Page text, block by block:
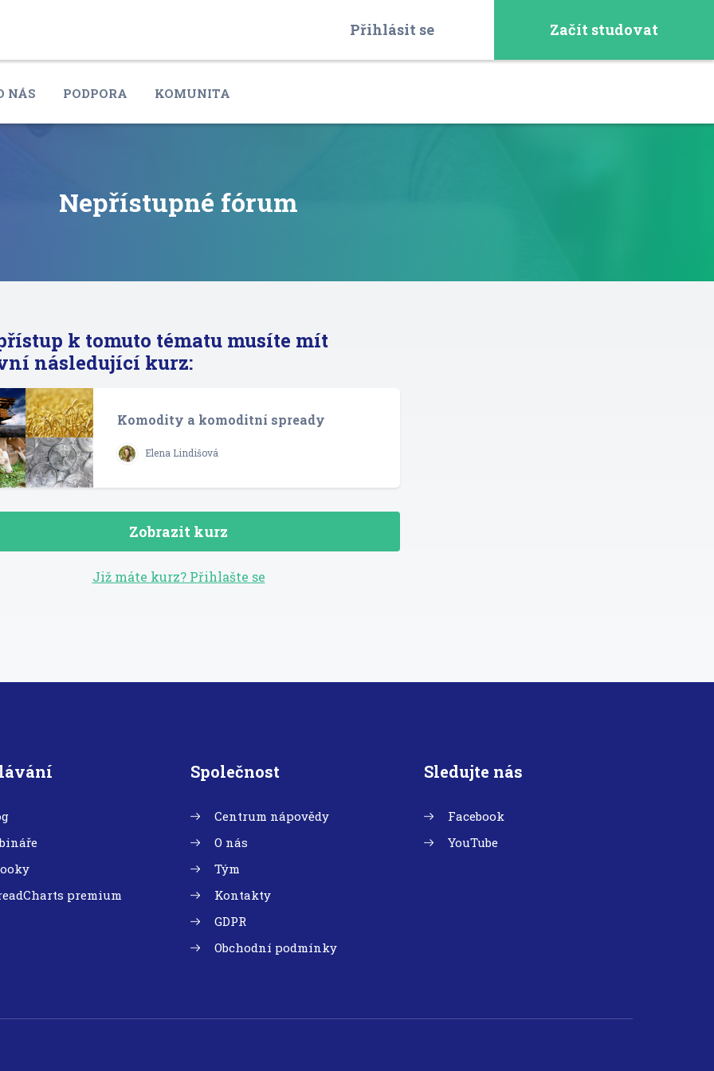
Přihlásit se Začít studovat
NÁS PODPORA KOMUNITA
Nepřístupné fórum
k tomuto tématu musíte mít
následující kurz:
Komodity a komoditní spready
Elena Lindišová
Zobrazit kurz
Již máte kurz? Přihlašte se
premium
Společnost
Centrum nápovědy
O nás
Tým
Kontakty
GDPR
Obchodní podmínky
Sledujte nás
Facebook
YouTube